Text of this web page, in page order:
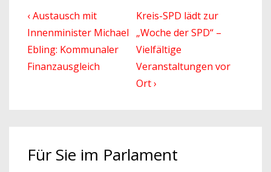
Beitragsnavigation
Previous
Post
is
‹ Austausch mit
Innenminister Michael
Ebling: Kommunaler
Finanzausgleich
Next
Post
is
Kreis-SPD lädt zur
„Woche der SPD“ –
Vielfältige
Veranstaltungen vor
Ort ›
Für Sie im Parlament